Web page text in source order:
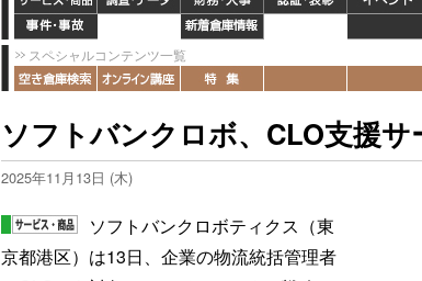
スペシャルコンテンツ一覧
ソフトバンクロボ、CLO支援
2025年11月13日 (木)
ソフトバンクロボティクス（東
京都港区）は13日、企業の物流統括管理者